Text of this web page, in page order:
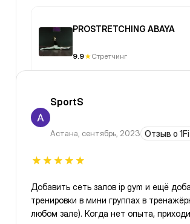
PROSTRETCHING ABAYA
9.9 Стретчинг
SportS
Астана, сентябрь, 2023 Отзыв о
Добавить сеть залов ip gym и ещё
тренировки в мини группах в
любом зале). Когда нет опыта,